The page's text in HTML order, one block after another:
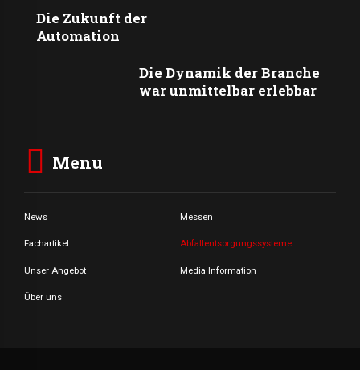
Die Zukunft der
Automation
Die Dynamik der Branche
war unmittelbar erlebbar
Menu
News Messen
Fachartikel Abfallentsorgungssysteme
Unser Angebot Media Information
Über uns